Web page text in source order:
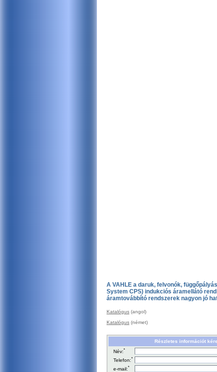
A VAHLE a daruk, felvonók,
System CPS) indukciós áramellátó
áramtovábbító rendszerek nagyon jó
Katalógus (angol)
Katalógus (német)
Részletes információt
Név:*
Telefon:*
e-mail:*